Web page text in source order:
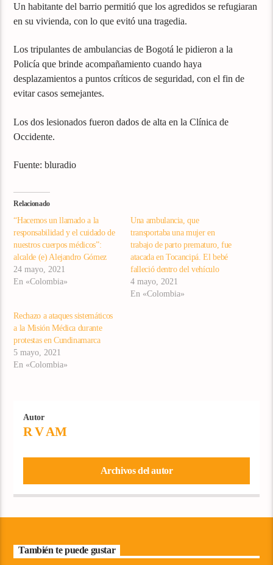
Un habitante del barrio permitió que los agredidos se refugiaran
en su vivienda, con lo que evitó una tragedia.
Los tripulantes de ambulancias de Bogotá le pidieron a la
Policía que brinde acompañamiento cuando haya
desplazamientos a puntos críticos de seguridad, con el fin de
evitar casos semejantes.
Los dos lesionados fueron dados de alta en la Clínica de
Occidente.
Fuente: bluradio
Relacionado
“Hacemos un llamado a la
responsabilidad y el cuidado de
nuestros cuerpos médicos”:
alcalde (e) Alejandro Gómez
24 mayo, 2021
En «Colombia»
Una ambulancia, que
transportaba una mujer en
trabajo de parto prematuro, fue
atacada en Tocancipá. El bebé
falleció dentro del vehículo
4 mayo, 2021
En «Colombia»
Rechazo a ataques sistemáticos
a la Misión Médica durante
protestas en Cundinamarca
5 mayo, 2021
En «Colombia»
Autor
R V AM
Archivos del autor
También te puede gustar